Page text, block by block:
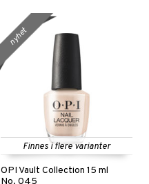
Finnes i flere varianter
OPI Vault Collection 15 ml
No. 045
nyhet